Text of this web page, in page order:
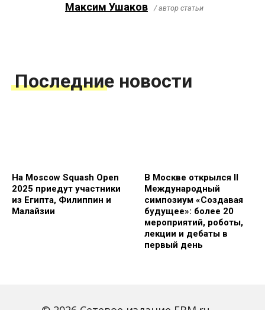
Максим Ушаков / автор статьи
Последние новости
На Moscow Squash Open
2025 приедут участники
из Египта, Филиппин и
Малайзии
В Москве открылся II
Международный
симпозиум «Создавая
будущее»: более 20
мероприятий, роботы,
лекции и дебаты в
первый день